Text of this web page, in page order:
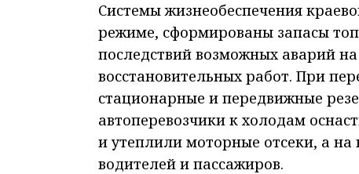
Системы жизнеобеспечения
режиме, сформированы запасы
последствий возможных аварий
восстановительных работ. При
стационарные и передвижные
автоперевозчики к холодам
и утеплили моторные отсеки, а на
водителей и пассажиров.